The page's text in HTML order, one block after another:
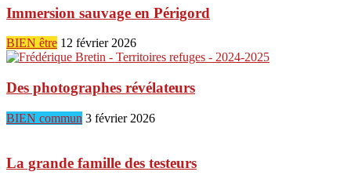
Immersion sauvage en Périgord
BIEN être 12 février 2026
Des photographes révélateurs
BIEN commun 3 février 2026
La grande famille des testeurs